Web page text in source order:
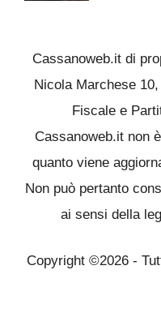
Cassanoweb.it di
Nicola Marchese
Fiscale e
Cassanoweb.it non
quanto viene
Non può pertanto
ai sensi della
Copyright ©2026 -